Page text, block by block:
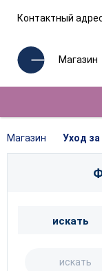
Контактный
Магазин
Магазин Уход
искать